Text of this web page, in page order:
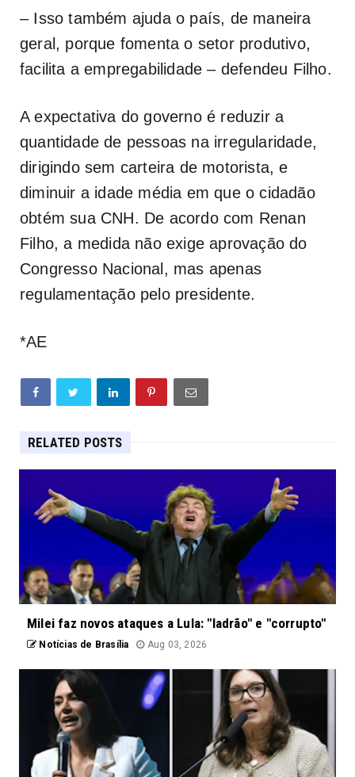
– Isso também ajuda o país, de maneira
geral, porque fomenta o setor produtivo,
facilita a empregabilidade – defendeu Filho.
A expectativa do governo é reduzir a
quantidade de pessoas na irregularidade,
dirigindo sem carteira de motorista, e
diminuir a idade média em que o cidadão
obtém sua CNH. De acordo com Renan
Filho, a medida não exige aprovação do
Congresso Nacional, mas apenas
regulamentação pelo presidente.
*AE
RELATED POSTS
Milei faz novos ataques a Lula: "ladrão" e "corrupto"
Notícias de Brasília Aug 03, 2026